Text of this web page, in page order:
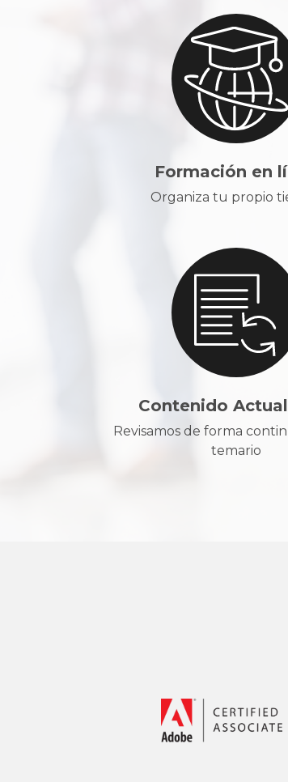
Formación en
Organiza tu propio
Contenido
Revisamos de forma
temario